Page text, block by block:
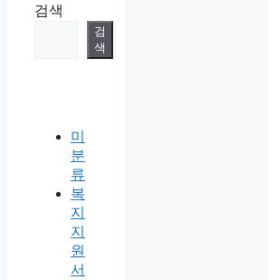
검색
검
색
미
분
류
복
지
지
원
서